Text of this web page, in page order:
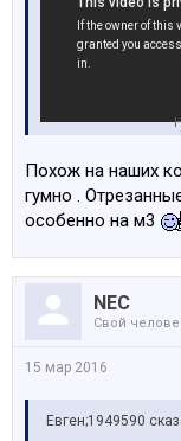
Похож на наших
гумно .
особенно на м3
NEC
Свой
15 мар 2016
Евген;1949590